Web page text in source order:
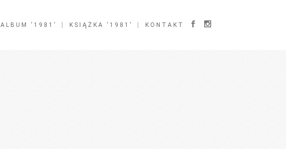
ALBUM '1981′ KSIĄŻKA '1981′ KONTAKT